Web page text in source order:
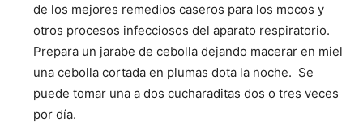
de los mejores remedios caseros para los mocos y
otros procesos infecciosos del aparato respiratorio.
Prepara un jarabe de cebolla dejando macerar en miel
una cebolla cortada en plumas dota la noche. Se
puede tomar una a dos cucharaditas dos o tres veces
por día.